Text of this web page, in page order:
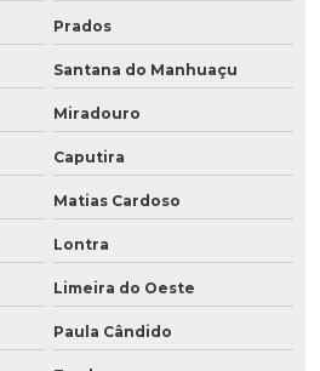
Prados
Santana do Manhuaçu
Miradouro
Caputira
Matias Cardoso
Lontra
Limeira do Oeste
Paula Cândido